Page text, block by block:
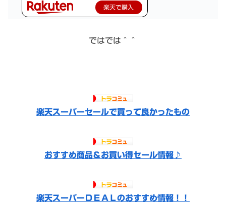
楽天で購入
ではでは＾＾
楽天スーパーセールで買って良かったもの
おすすめ商品＆お買い得セール情報♪
楽天スーパーＤＥＡＬのおすすめ情報！！